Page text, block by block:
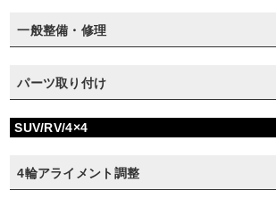
一般整備・修理
パーツ取り付け
SUV/RV/4×4
4輪アライメント調整